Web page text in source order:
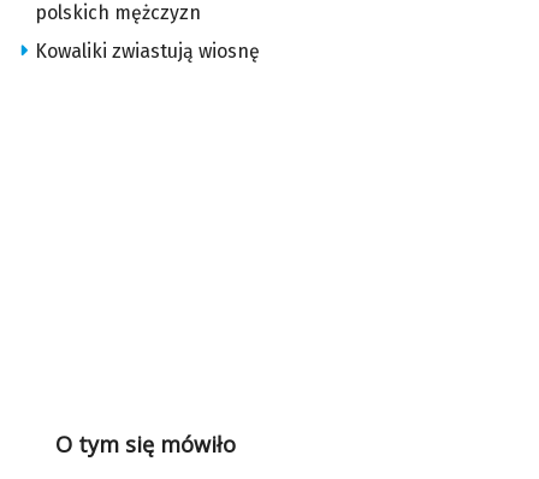
polskich mężczyzn
Kowaliki zwiastują wiosnę
O tym się mówiło